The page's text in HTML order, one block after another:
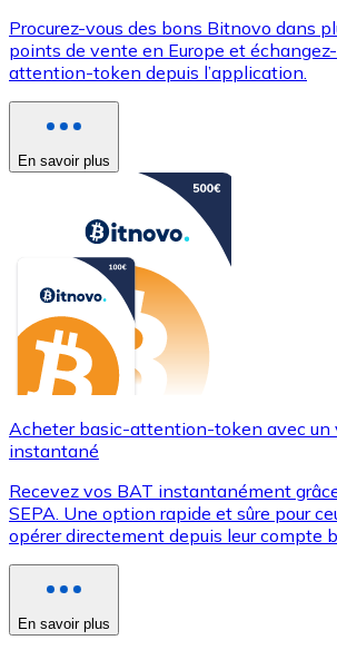
Procurez-vous des bons Bitnovo dans
points de vente en Europe et
attention-token depuis l’application.
En savoir plus
Acheter basic-attention-token avec un
instantané
Recevez vos BAT instantanément
SEPA. Une option rapide et sûre pour
opérer directement depuis leur compte
En savoir plus